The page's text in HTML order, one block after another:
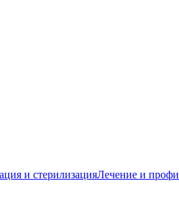
и стерилизацияЛечение и